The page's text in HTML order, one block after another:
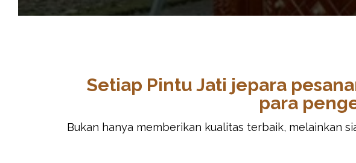
Setiap Pintu Jati jepara
para
Bukan hanya memberikan kualitas terbaik, melainkan